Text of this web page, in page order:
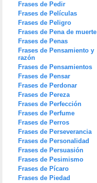
Frases de Pedir
Frases de Películas
Frases de Peligro
Frases de Pena de muerte
Frases de Penas
Frases de Pensamiento y
razón
Frases de Pensamientos
Frases de Pensar
Frases de Perdonar
Frases de Pereza
Frases de Perfección
Frases de Perfume
Frases de Perros
Frases de Perseverancia
Frases de Personalidad
Frases de Persuasión
Frases de Pesimismo
Frases de Pícaro
Frases de Piedad